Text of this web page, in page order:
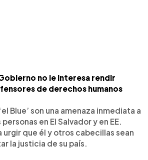
no le interesa rendir
de derechos humanos
Blue’ son una amenaza inmediata a
en El Salvador y en EE.
urgir que él y otros cabecillas sean
la justicia de su país.